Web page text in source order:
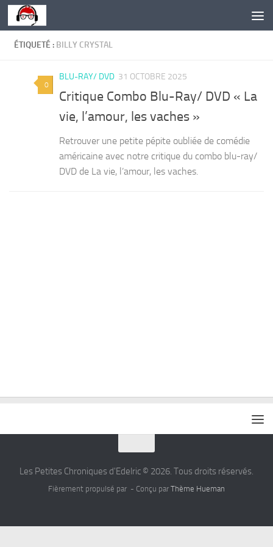
Skip to content
ÉTIQUETÉ : BILLY CRYSTAL
0
BLU-RAY/ DVD 31 OCTOBRE 2025
Critique Combo Blu-Ray/ DVD « La
vie, l’amour, les vaches »
Retrouver une petite pépite oubliée de comédie
américaine avec notre critique du combo blu-ray/
DVD de La vie, l’amour, les vaches.
Les Petites Chroniques d'Edelric © 2026. Tous droits réservés.
Fièrement propulsé par - Conçu par Thème Hueman